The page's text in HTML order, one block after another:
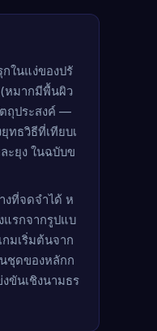
ในแง่ของปรั
หมากมีพื้นผิว
ถุประสงค์ —
ทธวิธีที่เทียบเ
ะยุง ในฉบับข
งที่จดจำได้ ห
แรกจากรูปแบ
มเริ่มต้นจาก
ชุดของหลักก
ขันเชิงนามธร